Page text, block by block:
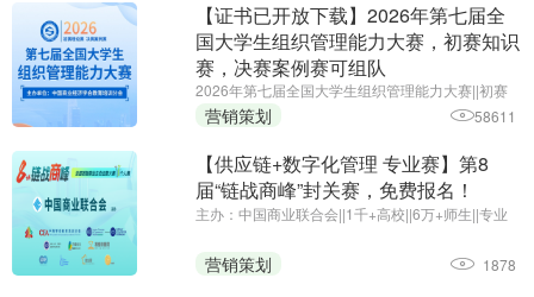
【证书已开放下载】2026年第七届全
国大学生组织管理能力大赛，初赛知识
赛，决赛案例赛可组队
2026年第七届全国大学生组织管理能力大赛||初赛
报名截止时间：2026年6月25日||主办单位：中国商
业经济学会教育培训分会
营销策划 58611
【供应链+数字化管理 专业赛】第8
届“链战商峰”封关赛，免费报名！
主办：中国商业联合会||1千+高校||6万+师生||专业
营销策划 1878